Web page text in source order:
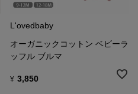
L'ovedbaby
オーガニックコットン ベビーラ
ッフル ブルマ
¥ 3,850